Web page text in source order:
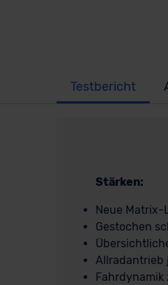
Testbericht
Stärken:
Neue Matrix-
Gestochen
Allradantrieb
Fahrdynamik